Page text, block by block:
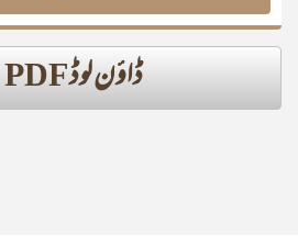
ڈاؤن لوڈ PDF